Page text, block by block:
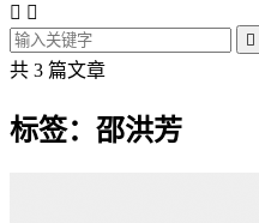
 

共 3 篇文章
标签：邵洪芳